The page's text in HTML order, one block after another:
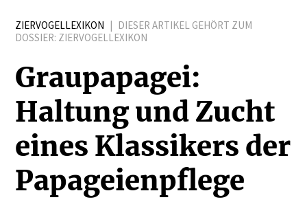
ZIERVOGELLEXIKON | DIESER ARTIKEL GEHÖRT ZUM
DOSSIER: ZIERVOGELLEXIKON
Graupa­pagei:
Haltung und Zucht
eines Klassikers der
Papagei­en­pflege